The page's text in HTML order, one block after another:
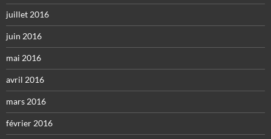
juillet 2016
juin 2016
mai 2016
avril 2016
mars 2016
février 2016